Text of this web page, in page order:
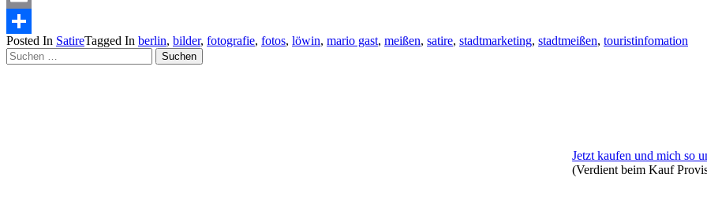
Email
Teilen
Posted In SatireTagged In berlin, bilder, fotografie, fotos, löwin, mario gast, meißen, satire, stadtmarketing, stadtmeißen, touristinfomation
Suchen
nach:
Jetzt kaufen und mich so
(Verdient beim Kauf